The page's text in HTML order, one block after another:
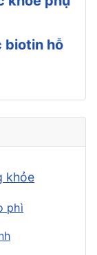
biotin hỗ
khỏe
phì